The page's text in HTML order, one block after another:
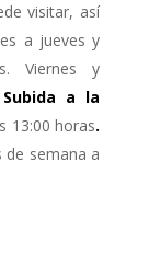
visitar, así
a jueves y
Viernes y
Subida a la
13:00 horas.
de semana a